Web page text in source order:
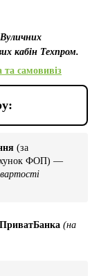
Вуличних
кабін Техпром.
та самовивіз
(за
ФОП) —
(на